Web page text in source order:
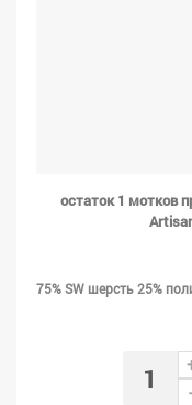
остаток 1 мотков
75% SW шерсть 25%
-